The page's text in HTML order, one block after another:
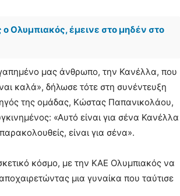
Ολυμπιακός, έμεινε στο μηδέν στο
μας άνθρωπο, την Κανέλλα, που
καλά», δήλωσε τότε στη συνέντευξη
της ομάδας, Κώστας Παπανικολάου,
«Αυτό είναι για σένα Κανέλλα
είναι για σένα».
κόσμο, με την ΚΑΕ Ολυμπιακός να
μια γυναίκα που ταύτισε